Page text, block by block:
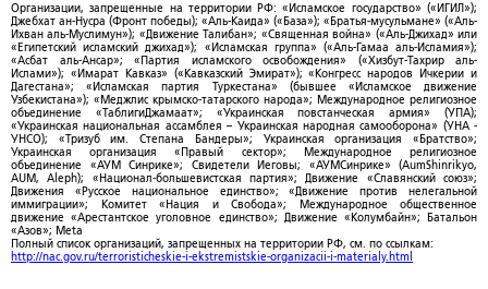
Организации, запрещенные на территории РФ: «Исламское государство» («ИГИЛ»);
Джебхат ан-Нусра (Фронт победы); «Аль-Каида» («База»); «Братья-мусульмане» («Аль-
Ихван аль-Муслимун»); «Движение Талибан»; «Священная война» («Аль-Джихад» или
«Египетский исламский джихад»); «Исламская группа» («Аль-Гамаа аль-Исламия»);
«Асбат аль-Ансар»; «Партия исламского освобождения» («Хизбут-Тахрир аль-
Ислами»); «Имарат Кавказ» («Кавказский Эмират»); «Конгресс народов Ичкерии и
Дагестана»; «Исламская партия Туркестана» (бывшее «Исламское движение
Узбекистана»); «Меджлис крымско-татарского народа»; Международное религиозное
объединение «ТаблигиДжамаат»; «Украинская повстанческая армия» (УПА);
«Украинская национальная ассамблея – Украинская народная самооборона» (УНА -
УНСО); «Тризуб им. Степана Бандеры»; Украинская организация «Братство»;
Украинская организация «Правый сектор»; Международное религиозное
объединение «АУМ Синрике»; Свидетели Иеговы; «АУМСинрике» (AumShinrikyo,
AUM, Aleph); «Национал-большевистская партия»; Движение «Славянский союз»;
Движения «Русское национальное единство»; «Движение против нелегальной
иммиграции»; Комитет «Нация и Свобода»; Международное общественное
движение «Арестантское уголовное единство»; Движение «Колумбайн»; Батальон
«Азов»; Meta
Полный список организаций, запрещенных на территории РФ, см. по ссылкам:
http://nac.gov.ru/terroristicheskie-i-ekstremistskie-organizacii-i-materialy.html